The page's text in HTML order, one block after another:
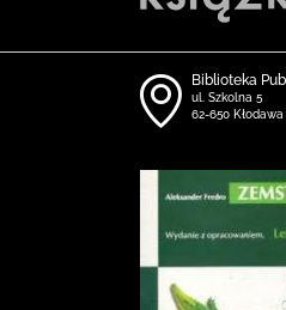
Biblioteka
ul. Szkolna 5
62-650 Kłodawa